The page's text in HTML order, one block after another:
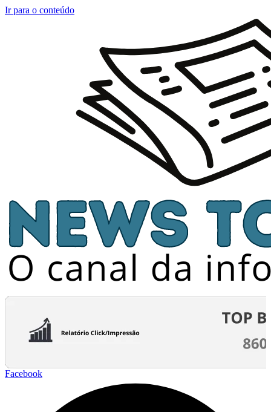
Ir para o conteúdo
Facebook